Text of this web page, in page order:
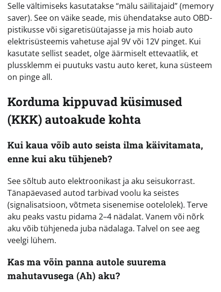
Selle vältimiseks kasutatakse “mälu säilitajaid” (memory
saver). See on väike seade, mis ühendatakse auto OBD-
pistikusse või sigaretisüütajasse ja mis hoiab auto
elektrisüsteemis vahetuse ajal 9V või 12V pinget. Kui
kasutate sellist seadet, olge äärmiselt ettevaatlik, et
plussklemm ei puutuks vastu auto keret, kuna süsteem
on pinge all.
Korduma kippuvad küsimused
(KKK) autoakude kohta
Kui kaua võib auto seista ilma käivitamata,
enne kui aku tühjeneb?
See sõltub auto elektroonikast ja aku seisukorrast.
Tänapäevased autod tarbivad voolu ka seistes
(signalisatsioon, võtmeta sisenemise ootelolek). Terve
aku peaks vastu pidama 2–4 nädalat. Vanem või nõrk
aku võib tühjeneda juba nädalaga. Talvel on see aeg
veelgi lühem.
Kas ma võin panna autole suurema
mahutavusega (Ah) aku?